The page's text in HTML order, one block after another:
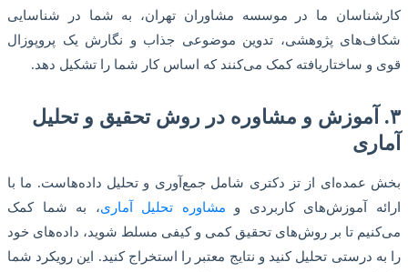
کارشناسان ما در موسسه مشاوران تهران، به شما در شناسایی
شکاف‌های پژوهشی، تدوین موضوعی جذاب و نگارش یک پروپوزال
قوی و ساختاریافته کمک می‌کنند که اساس کار شما را تشکیل دهد.
۳. آموزش و مشاوره در روش تحقیق و تحلیل
آماری
بخش عمده‌ای از تز دکتری شامل جمع‌آوری و تحلیل داده‌هاست. ما با
ارائه آموزش‌های کاربردی و مشاوره تحلیل آماری، به شما کمک
می‌کنیم تا بر روش‌های تحقیق کمی و کیفی مسلط شوید، داده‌های خود
را به درستی تحلیل کنید و نتایج معتبر را استخراج کنید. این رویکرد شما